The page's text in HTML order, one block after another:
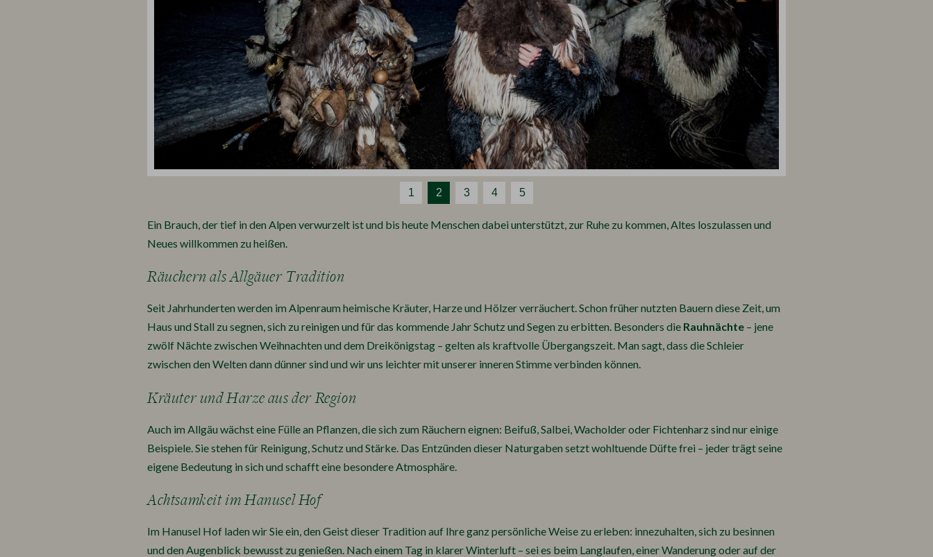
1 2 3 4 5
Ein Brauch, der tief in den Alpen verwurzelt ist und bis heute Menschen dabei unterstützt, zur Ruhe zu kommen, Altes loszulassen und
Neues willkommen zu heißen.
Räuchern als Allgäuer Tradition
Seit Jahrhunderten werden im Alpenraum heimische Kräuter, Harze und Hölzer verräuchert. Schon früher nutzten Bauern diese Zeit, um
Haus und Stall zu segnen, sich zu reinigen und für das kommende Jahr Schutz und Segen zu erbitten. Besonders die Rauhnächte – jene
zwölf Nächte zwischen Weihnachten und dem Dreikönigstag – gelten als kraftvolle Übergangszeit. Man sagt, dass die Schleier
zwischen den Welten dann dünner sind und wir uns leichter mit unserer inneren Stimme verbinden können.
Kräuter und Harze aus der Region
Auch im Allgäu wächst eine Fülle an Pflanzen, die sich zum Räuchern eignen: Beifuß, Salbei, Wacholder oder Fichtenharz sind nur einige
Beispiele. Sie stehen für Reinigung, Schutz und Stärke. Das Entzünden dieser Naturgaben setzt wohltuende Düfte frei – jeder trägt seine
eigene Bedeutung in sich und schafft eine besondere Atmosphäre.
Achtsamkeit im Hanusel Hof
Im Hanusel Hof laden wir Sie ein, den Geist dieser Tradition auf Ihre ganz persönliche Weise zu erleben: innezuhalten, sich zu besinnen
und den Augenblick bewusst zu genießen. Nach einem Tag in klarer Winterluft – sei es beim Langlaufen, einer Wanderung oder auf der